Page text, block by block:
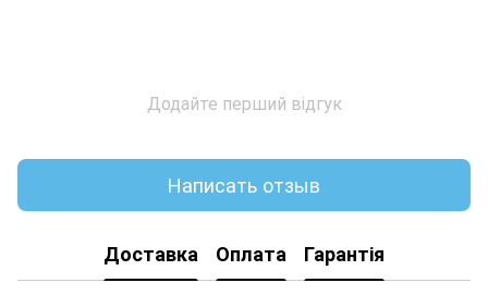
Додайте перший відгук
Написать отзыв
Доставка Оплата Гарантія